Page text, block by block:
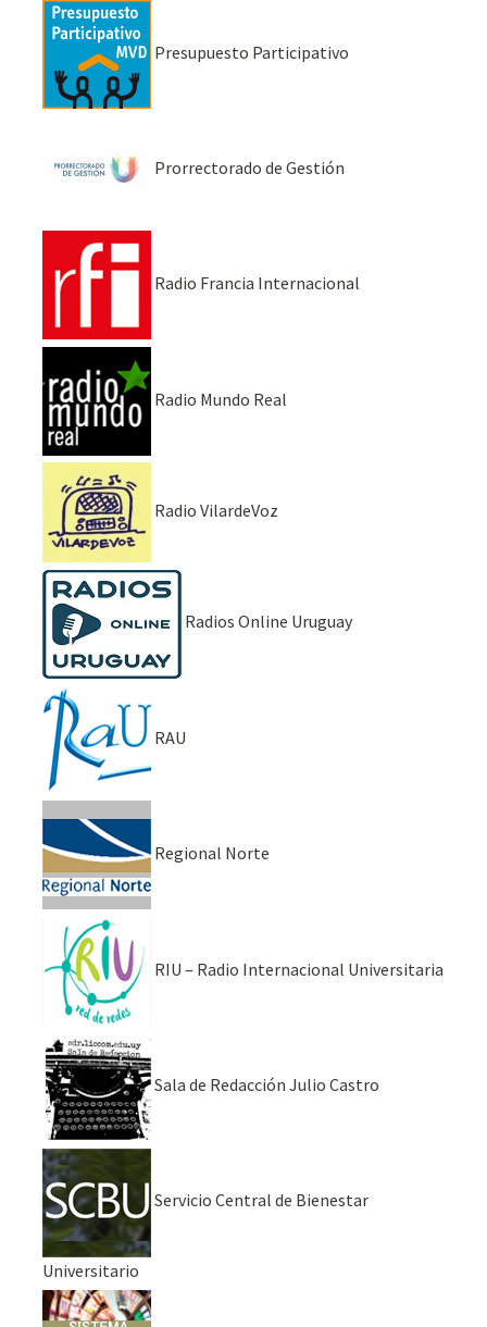
Presupuesto Participativo
Prorrectorado de Gestión
Radio Francia Internacional
Radio Mundo Real
Radio VilardeVoz
Radios Online Uruguay
RAU
Regional Norte
RIU – Radio Internacional Universitaria
Sala de Redacción Julio Castro
Servicio Central de Bienestar
Universitario